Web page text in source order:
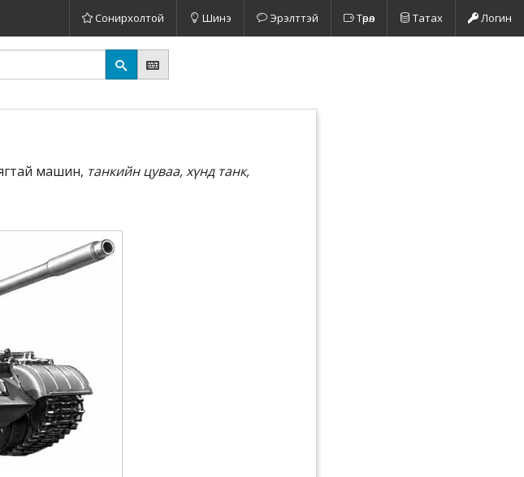
Сонирхолтой Шинэ Эрэлттэй Төрөл Татах Логин
машин, танкийн цуваа, хүнд танк,